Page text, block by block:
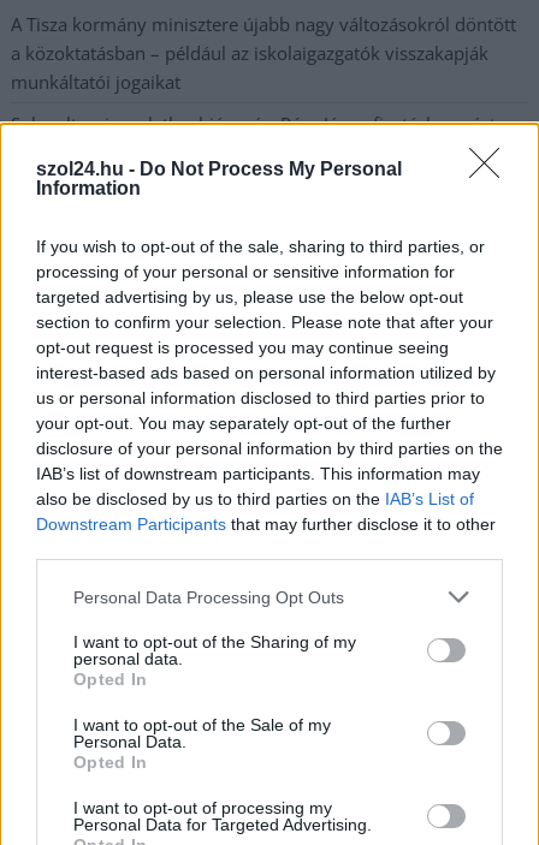
szol24.hu - Do Not Process My Personal
Information
If you wish to opt-out of the sale, sharing to third parties, or
processing of your personal or sensitive information for
targeted advertising by us, please use the below opt-out
section to confirm your selection. Please note that after your
opt-out request is processed you may continue seeing
interest-based ads based on personal information utilized by
us or personal information disclosed to third parties prior to
your opt-out. You may separately opt-out of the further
disclosure of your personal information by third parties on the
IAB’s list of downstream participants. This information may
also be disclosed by us to third parties on the IAB’s List of
Downstream Participants that may further disclose it to other
Please note that this website/app uses one or more Google
not limited to your visit or usage behaviour. You may click to
grant or deny consent to Google and its third-party tags to
use your data for below specified purposes in below Google
consent section.
Personal Data Processing Opt Outs
I want to opt-out of the Sharing of my
personal data.
Opted In
I want to opt-out of the Sale of my
Personal Data.
Opted In
I want to opt-out of processing my
Personal Data for Targeted Advertising.
A Tisza kormány minisztere újabb nagy változásokról döntött
a közoktatásban – például az iskolaigazgatók visszakapják
munkáltatói jogaikat
Sok volt az igazolatlan hiányzás, Pócs János fizetéslevonást
A Szolnok megyei gazdák nagyon nem akarták a JÉGER
Csendélet 5.0: alig balesetveszélyes lépcső és remek
állapotban levő buszmegálló mutatja, hogy Szolnok mennyire
élhető város
Pénteken újra csökken a benzin és a gázolaj ára is
Napokon belül megválasztja az új köztársasági elnököt az
Országgyűlés
Kiterjedt tüzek pusztítanak az országban, köztük Karcagon
Harmadfokú hőségriasztás az országban: Szolnokon klímát
A zárkában rosszul lett, elájult – ilyen körülményekről
Váratlan fennakadás borította fel a Szolnok–Kecskemét
vasútvonal közlekedését
A polgármester a szolnoki cégekhez fordult: több száz
elbocsátott dolgozón segítene
Csődbe ment a tószegi Accell Hunland, a hazai
kerékpárgyártás meghatározó szereplője